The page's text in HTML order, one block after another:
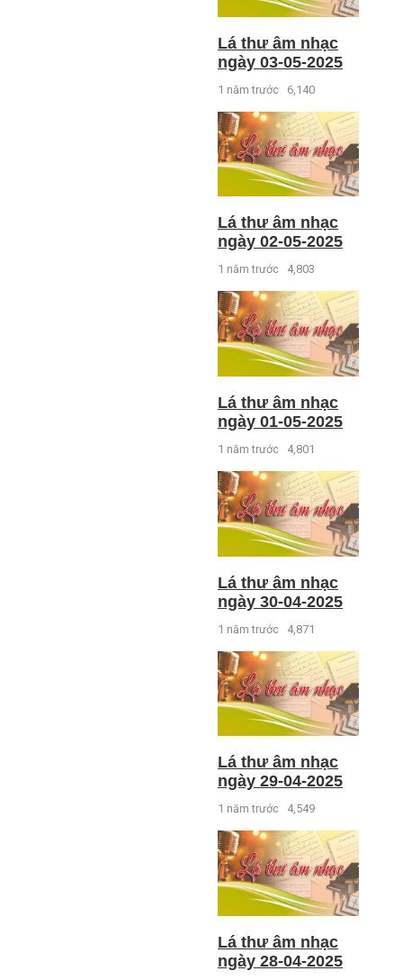
Lá thư âm nhạc
ngày 03-05-2025
1 năm trước 6,140
Lá thư âm nhạc
ngày 02-05-2025
1 năm trước 4,803
Lá thư âm nhạc
ngày 01-05-2025
1 năm trước 4,801
Lá thư âm nhạc
ngày 30-04-2025
1 năm trước 4,871
Lá thư âm nhạc
ngày 29-04-2025
1 năm trước 4,549
Lá thư âm nhạc
ngày 28-04-2025